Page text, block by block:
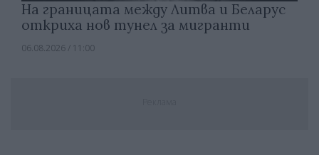
На границата между Литва и Беларус
откриха нов тунел за мигранти
06.08.2026 / 11:00